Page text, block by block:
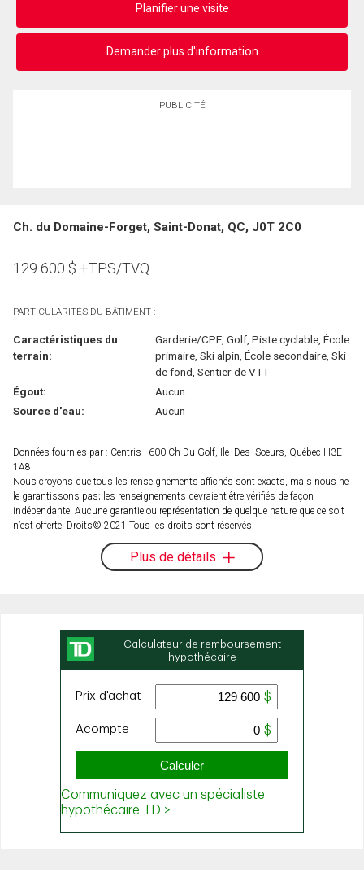
Planifier une visite
Demander plus d'information
PUBLICITÉ
Ch. du Domaine-Forget, Saint-Donat, QC, J0T 2C0
129 600 $ +TPS/TVQ
PARTICULARITÉS DU BÂTIMENT :
Caractéristiques du
terrain:
Garderie/CPE, Golf, Piste cyclable, École
primaire, Ski alpin, École secondaire, Ski
de fond, Sentier de VTT
Égout:
Aucun
Source d'eau:
Aucun
Données fournies par : Centris - 600 Ch Du Golf, Ile -Des -Soeurs, Québec H3E
1A8
Nous croyons que tous les renseignements affichés sont exacts, mais nous ne
le garantissons pas; les renseignements devraient être vérifiés de façon
indépendante. Aucune garantie ou représentation de quelque nature que ce soit
n’est offerte. Droits© 2021 Tous les droits sont réservés.
Plus de détails